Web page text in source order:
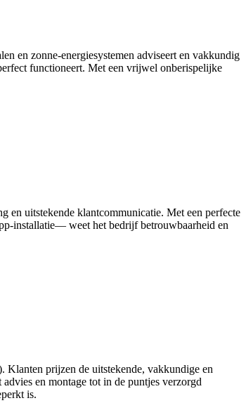
en zonne-energiesystemen adviseert en vakkundig
functioneert. Met een vrijwel onberispelijke
en uitstekende klantcommunicatie. Met een perfecte
weet het bedrijf betrouwbaarheid en
Klanten prijzen de uitstekende, vakkundige en
en montage tot in de puntjes verzorgd
is.